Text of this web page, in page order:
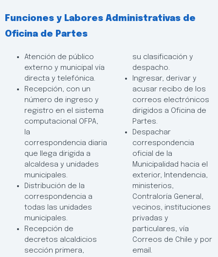
Funciones y Labores Administrativas de
Oficina de Partes
Atención de público
externo y municipal vía
directa y telefónica.
Recepción, con un
número de ingreso y
registro en el sistema
computacional OFPA,
la
correspondencia diaria
que llega dirigida a
alcaldesa y unidades
municipales.
Distribución de la
correspondencia a
todas las unidades
municipales.
Recepción de
decretos alcaldicios
sección primera,
su clasificación y
despacho.
Ingresar, derivar y
acusar recibo de los
correos electrónicos
dirigidos a Oficina de
Partes.
Despachar
correspondencia
oficial de la
Municipalidad hacia el
exterior, Intendencia,
ministerios,
Contraloría General,
vecinos, instituciones
privadas y
particulares, vía
Correos de Chile y por
email.